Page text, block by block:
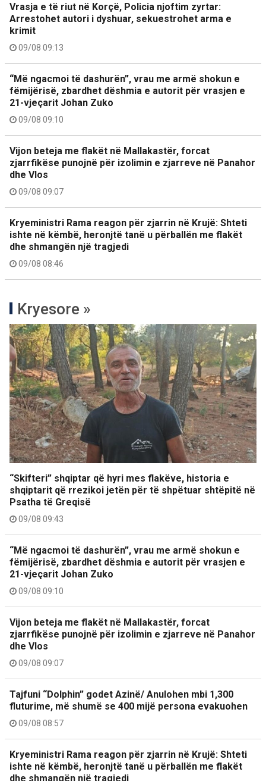
Vrasja e të riut në Korçë, Policia njoftim zyrtar:
Arrestohet autori i dyshuar, sekuestrohet arma e
krimit
09/08 09:13
“Më ngacmoi të dashurën”, vrau me armë shokun e
fëmijërisë, zbardhet dëshmia e autorit për vrasjen e
21-vjeçarit Johan Zuko
09/08 09:10
Vijon beteja me flakët në Mallakastër, forcat
zjarrfikëse punojnë për izolimin e zjarreve në Panahor
dhe Vlos
09/08 09:07
Kryeministri Rama reagon për zjarrin në Krujë: Shteti
ishte në këmbë, heronjtë tanë u përballën me flakët
dhe shmangën një tragjedi
09/08 08:46
Kryesore »
“Skifteri” shqiptar që hyri mes flakëve, historia e
shqiptarit që rrezikoi jetën për të shpëtuar shtëpitë në
Psatha të Greqisë
09/08 09:43
“Më ngacmoi të dashurën”, vrau me armë shokun e
fëmijërisë, zbardhet dëshmia e autorit për vrasjen e
21-vjeçarit Johan Zuko
09/08 09:10
Vijon beteja me flakët në Mallakastër, forcat
zjarrfikëse punojnë për izolimin e zjarreve në Panahor
dhe Vlos
09/08 09:07
Tajfuni “Dolphin” godet Azinë/ Anulohen mbi 1,300
fluturime, më shumë se 400 mijë persona evakuohen
09/08 08:57
Kryeministri Rama reagon për zjarrin në Krujë: Shteti
ishte në këmbë, heronjtë tanë u përballën me flakët
dhe shmangën një tragjedi